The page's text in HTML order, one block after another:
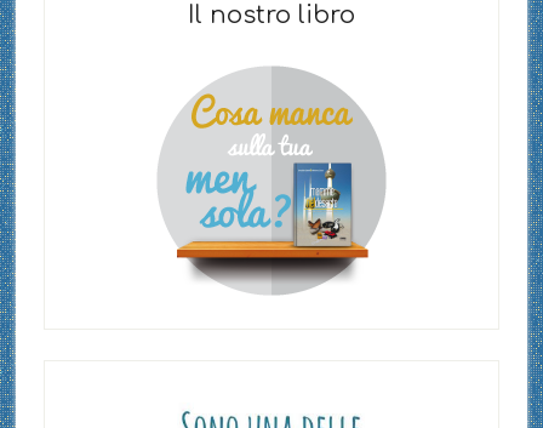
Il nostro libro